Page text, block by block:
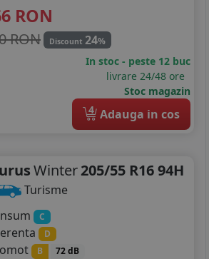
RON
RON Discount 24%
In stoc - peste 12 buc
livrare 24/48 ore
Stoc magazin
4 Adauga in cos
Winter205/55 R16 94H
Turisme
C
D
B 72 dB